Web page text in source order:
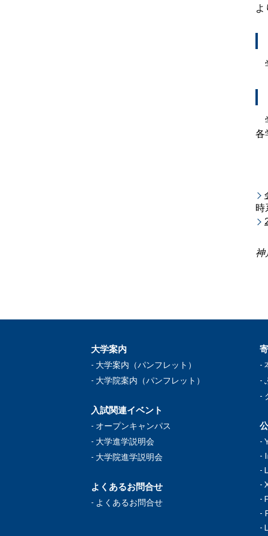
よ
各
時
大学案内
大学案内（パンフレット）
大学院案内（パンフレット）
入試関連イベント
オープンキャンパス
大学進学説明会
大学院進学説明会
よくあるお問合せ
よくあるお問合せ